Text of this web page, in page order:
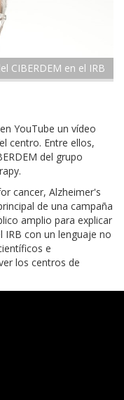
CIBERDEM en el IRB
YouTube un vídeo
centro. Entre ellos,
del grupo
cancer, Alzheimer's
de una campaña
amplio para explicar
con un lenguaje no
e
los centros de